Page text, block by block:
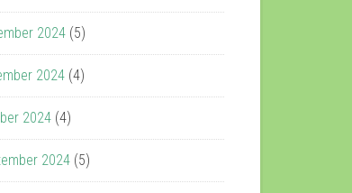
2024 (5)
2024 (4)
2024 (4)
2024 (5)